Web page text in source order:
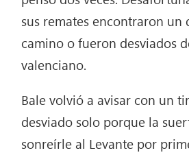
sus remates encontraron un
camino o fueron desviados
valenciano.
Bale volvió a avisar con un
desviado solo porque la
sonreírle al Levante por